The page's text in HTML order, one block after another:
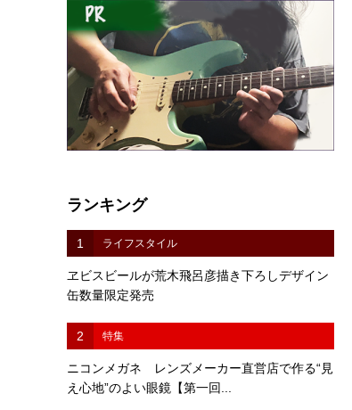
ランキング
1 ライフスタイル
ヱビスビールが荒木飛呂彦描き下ろしデザイン
缶数量限定発売
2 特集
ニコンメガネ レンズメーカー直営店で作る“見
え心地”のよい眼鏡【第一回...